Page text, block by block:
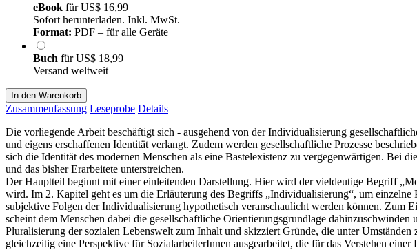
eBook fürUS$ 16,99
Sofort herunterladen. Inkl. MwSt.
Format: PDF – für alle Geräte
Buch fürUS$ 18,99
Versand weltweit
In den Warenkorb
Zusammenfassung Leseprobe Details
Die vorliegende Arbeit beschäftigt sich - ausgehend von der Individualisierung
und eigens erschaffenen Identität verlangt. Zudem werden gesellschaftliche Prozesse
sich die Identität des modernen Menschen als eine Bastelexistenz zu vergegenwärtigen. Bei
und das bisher Erarbeitete unterstreichen.
Der Hauptteil beginnt mit einer einleitenden Darstellung. Hier wird der vieldeutige Begriff
wird. Im 2. Kapitel geht es um die Erläuterung des Begriffs „Individualisierung“, um
subjektive Folgen der Individualisierung hypothetisch veranschaulicht werden können. Zum
scheint dem Menschen dabei die gesellschaftliche Orientierungsgrundlage
Pluralisierung der sozialen Lebenswelt zum Inhalt und skizziert Gründe, die unter
gleichzeitig eine Perspektive für SozialarbeiterInnen ausgearbeitet, die für das Verstehen